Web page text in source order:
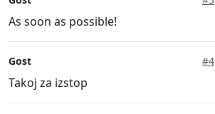
As soon as possible!
Gost #4
Takoj za izstop